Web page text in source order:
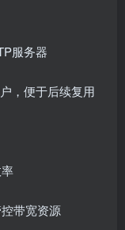
服务器
，便于后续复用
带宽资源